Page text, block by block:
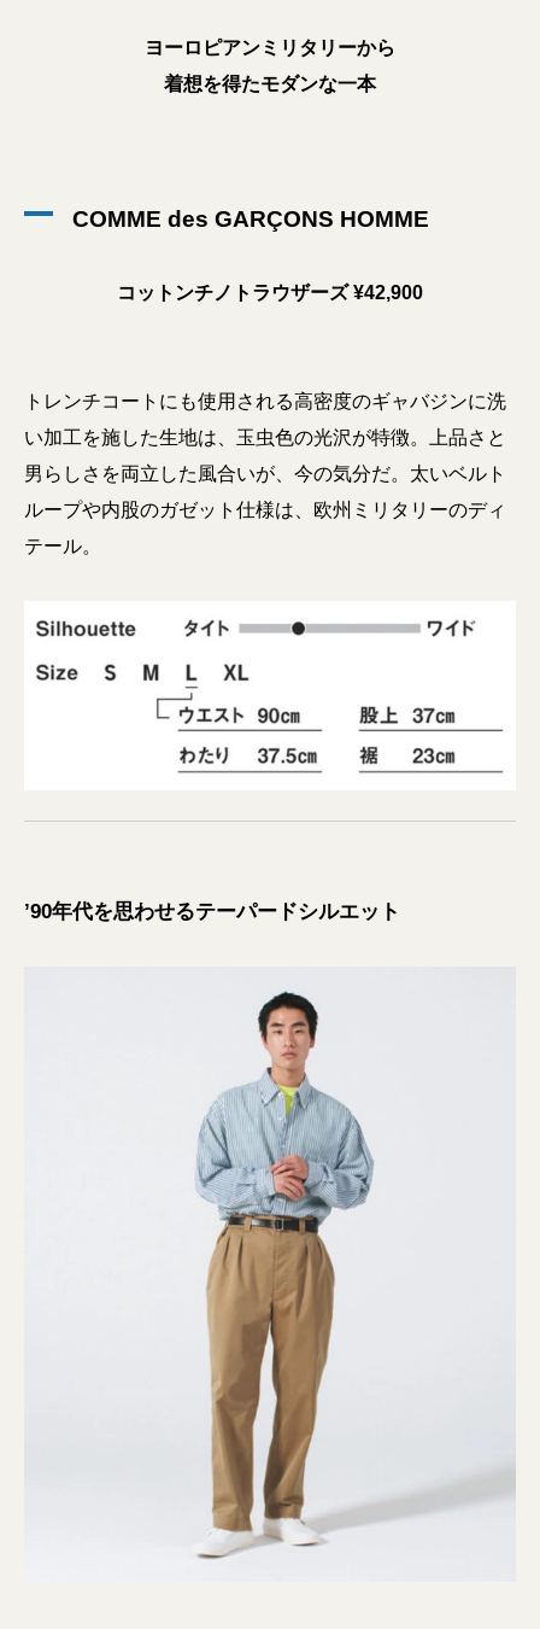
ヨーロピアンミリタリーから
着想を得たモダンな一本
COMME des GARÇONS HOMME
コットンチノトラウザーズ ¥42,900
トレンチコートにも使用される高密度のギャバジンに洗
い加工を施した生地は、玉虫色の光沢が特徴。上品さと
男らしさを両立した風合いが、今の気分だ。太いベルト
ループや内股のガゼット仕様は、欧州ミリタリーのディ
テール。
’90年代を思わせるテーパードシルエット